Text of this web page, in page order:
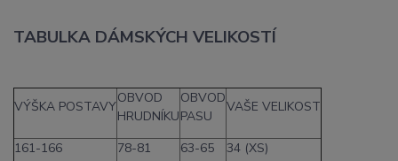
TABULKA DÁMSKÝCH VELIKOSTÍ
VÝŠKA POSTAVY
OBVOD
HRUDNÍKU
OBVOD
PASU
VAŠE VELIKOST
161-166 78-81 63-65
34 (XS)